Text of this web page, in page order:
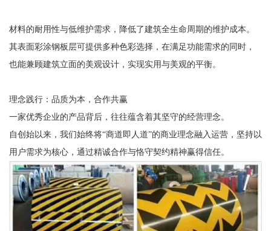
材料的耐用性与低维护需求，降低了建筑全生命周期的维护成本。
其表面彩涂钢板层可提供多种色彩选择，在满足功能需求的同时，
也能兼顾建筑立面的美观设计，实现实用与美观的平衡。
理念践行：品质为本，合作共赢
一家优秀企业的产品背后，往往蕴含着其坚守的经营理念。
自创始以来，我们始终将“商道即人道”的商业理念融入运营，坚持以
用户需求为核心，通过精诚合作与恪守契约精神赢得信任。